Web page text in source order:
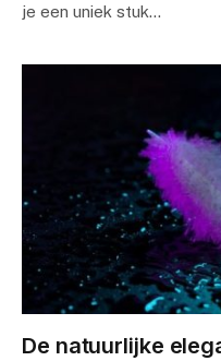
je een uniek stuk…
De natuurlijke